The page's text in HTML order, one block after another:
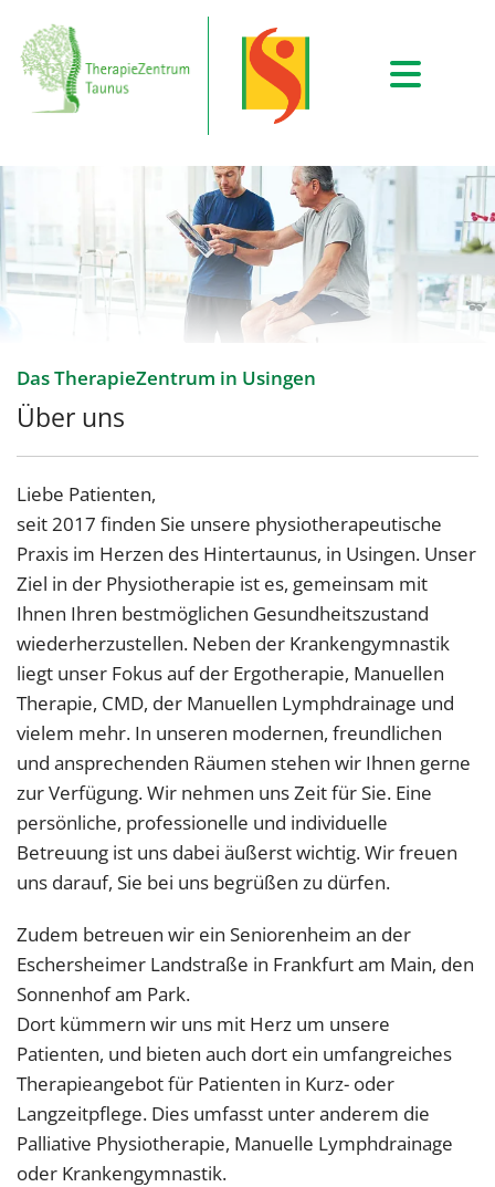
Das TherapieZentrum in Usingen
Über uns
Liebe Patienten,
seit 2017 finden Sie unsere physiotherapeutische
Praxis im Herzen des Hintertaunus, in Usingen. Unser
Ziel in der Physiotherapie ist es, gemeinsam mit
Ihnen Ihren bestmöglichen Gesundheitszustand
wiederherzustellen. Neben der Krankengymnastik
liegt unser Fokus auf der Ergotherapie, Manuellen
Therapie, CMD, der Manuellen Lymphdrainage und
vielem mehr. In unseren modernen, freundlichen
und ansprechenden Räumen stehen wir Ihnen gerne
zur Verfügung. Wir nehmen uns Zeit für Sie. Eine
persönliche, professionelle und individuelle
Betreuung ist uns dabei äußerst wichtig. Wir freuen
uns darauf, Sie bei uns begrüßen zu dürfen.
Zudem betreuen wir ein Seniorenheim an der
Eschersheimer Landstraße in Frankfurt am Main, den
Sonnenhof am Park.
Dort kümmern wir uns mit Herz um unsere
Patienten, und bieten auch dort ein umfangreiches
Therapieangebot für Patienten in Kurz- oder
Langzeitpflege. Dies umfasst unter anderem die
Palliative Physiotherapie, Manuelle Lymphdrainage
oder Krankengymnastik.